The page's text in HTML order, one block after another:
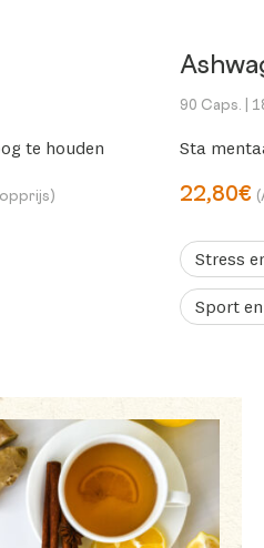
te houden
90 Caps. |
Sta
22,80€
Stress
Sport